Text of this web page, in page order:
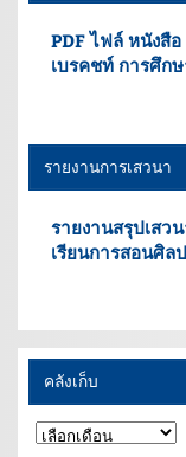
PDF ไฟล์ หนังสื
เบรคชท์ การศึก
รายงานการเสวนา
รายงานสรุปเสว
เรียนการสอนศิล
คลังเก็บ
คลัง
เก็บ